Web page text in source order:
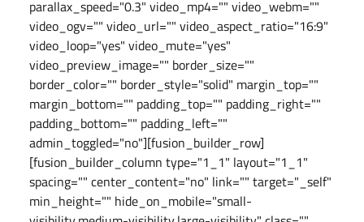
parallax_speed="0.3" video_mp4="" video_webm=""
video_ogv="" video_url="" video_aspect_ratio="16:9"
video_loop="yes" video_mute="yes"
video_preview_image="" border_size=""
border_color="" border_style="solid" margin_top=""
margin_bottom="" padding_top="" padding_right=""
padding_bottom="" padding_left=""
admin_toggled="no"][fusion_builder_row]
[fusion_builder_column type="1_1" layout="1_1"
spacing="" center_content="no" link="" target="_self"
min_height="" hide_on_mobile="small-